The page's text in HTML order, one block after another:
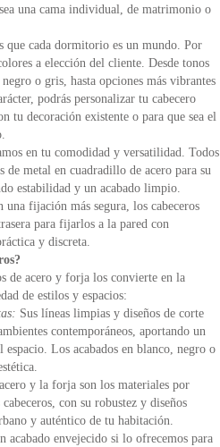
una cama individual, de matrimonio o
que cada dormitorio es un mundo. Por
a elección del cliente. Desde tonos
o gris, hasta opciones más vibrantes
podrás personalizar tu cabecero
tu decoración existente o para que sea el
en tu comodidad y versatilidad. Todos
de metal en cuadradillo de acero para su
estabilidad y un acabado limpio.
fijación más segura, los cabeceros
para fijarlos a la pared con
y discreta.
de acero y forja los convierte en la
de estilos y espacios:
Sus líneas limpias y diseños de corte
contemporáneos, aportando un
Los acabados en blanco, negro o
y la forja son los materiales por
con su robustez y diseños
y auténtico de tu habitación.
acabado envejecido si lo ofrecemos para